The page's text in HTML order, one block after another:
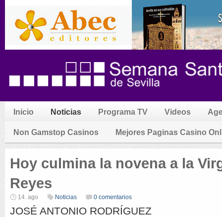
Inicio Noticias Programa TV Videos
Non Gamstop Casinos Mejores Paginas Casino
Hoy culmina la novena a la
Reyes
14. ago Noticias 0 comentarios
JOSÉ ANTONIO RODRÍGUEZ